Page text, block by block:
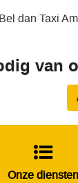
dan Taxi
van
Onze diensten